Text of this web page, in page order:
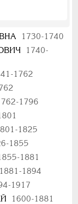
1730-1740
1740-
1762
1796
1825
1855
1881
1881-1894
1917
1600-1881